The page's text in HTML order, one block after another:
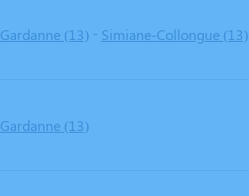
Gardanne (13)- Simiane-Collongue (13)
Gardanne (13)